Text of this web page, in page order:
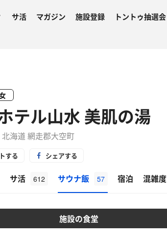
サ活 マガジン 施設登録 トントゥ抽選会
テル山水 美肌の湯
海道 網走郡大空町
する シェアする
サ活 612 サウナ飯 57 宿泊 混雑度
施設の食堂